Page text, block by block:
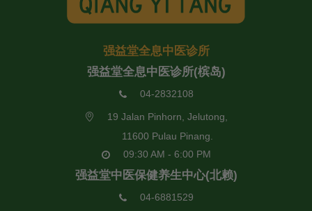
强益堂全息中医诊所
强益堂全息中医诊所(槟岛)
04-2832108
19 Jalan Pinhorn, Jelutong,
11600 Pulau Pinang.
09:30 AM - 6:00 PM
强益堂中医保健养生中心(北赖)
04-6881529